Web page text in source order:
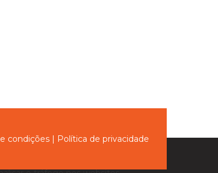
condições | Política de privacidade